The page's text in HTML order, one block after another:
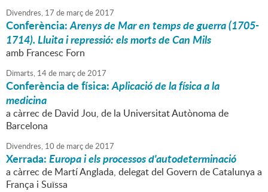
Divendres, 17 de marçde2017
Conferència:Arenys de Mar en temps de guerra (1705-
1714). Lluita i repressió: els morts de Can Mils
amb Francesc Forn
Dimarts, 14de marçde2017
Conferència de física:Aplicació de la física a la
medicina
a càrrec de David Jou, de la Universitat Autònoma de
Barcelona
Divendres, 10 de marçde2017
Xerrada:Europa i els processos d'autodeterminació
a càrrec de Martí Anglada, delegat del Govern de Catalunya a
França i Suïssa